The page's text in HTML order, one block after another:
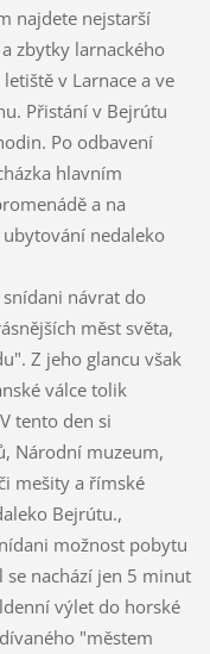
najdete nejstarší
zbytky larnackého
v Larnace a ve
Přistání v Bejrútu
Po odbavení
hlavním
a na
nedaleko
návrat do
měst světa,
Z jeho glancu však
válce tolik
tento den si
Národní muzeum,
mešity a římské
Bejrútu.,
možnost pobytu
nachází jen 5 minut
výlet do horské
"městem